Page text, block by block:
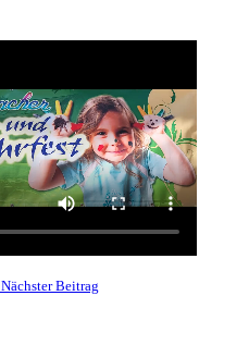
Nächster Beitrag